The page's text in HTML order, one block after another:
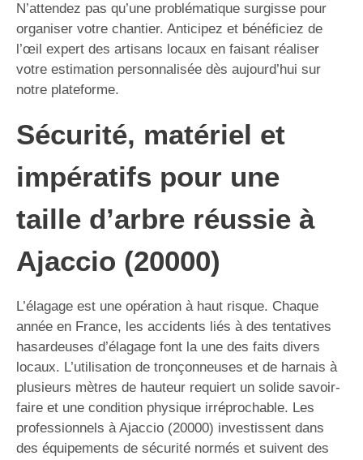
N’attendez pas qu’une problématique surgisse pour
organiser votre chantier. Anticipez et bénéficiez de
l’œil expert des artisans locaux en faisant réaliser
votre estimation personnalisée dès aujourd’hui sur
notre plateforme.
Sécurité, matériel et
impératifs pour une
taille d’arbre réussie à
Ajaccio (20000)
L’élagage est une opération à haut risque. Chaque
année en France, les accidents liés à des tentatives
hasardeuses d’élagage font la une des faits divers
locaux. L’utilisation de tronçonneuses et de harnais à
plusieurs mètres de hauteur requiert un solide savoir-
faire et une condition physique irréprochable. Les
professionnels à Ajaccio (20000) investissent dans
des équipements de sécurité normés et suivent des